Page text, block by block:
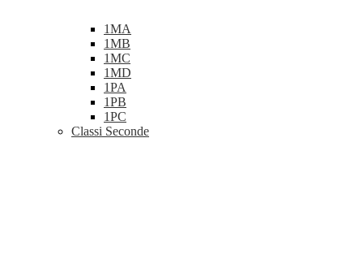
1MA
1MB
1MC
1MD
1PA
1PB
1PC
Classi Seconde